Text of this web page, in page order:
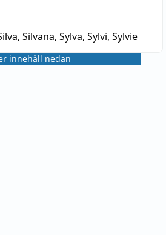
Silvana, Sylva, Sylvi, Sylvie
innehåll nedan